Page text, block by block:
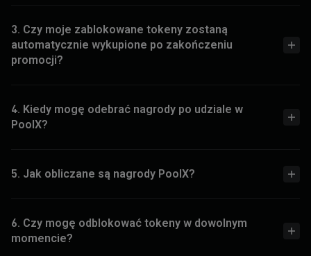
3. Czy moje zablokowane tokeny zostaną
automatycznie wykupione po zakończeniu
promocji?
4. Kiedy mogę odebrać nagrody po udziale w
PoolX?
5. Jak obliczane są nagrody PoolX?
6. Czy mogę odblokować tokeny w dowolnym
momencie?